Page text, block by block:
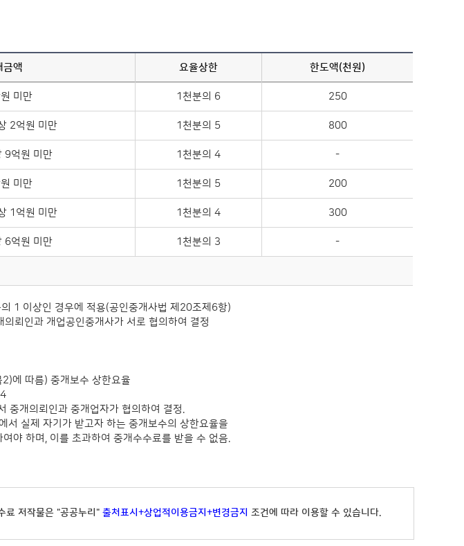
금액 요율상한 한도액(천원)
미만 1천분의 6 250
2억원 미만 1천분의 5 800
9억원 미만 1천분의 4 -
미만 1천분의 5 200
1억원 미만 1천분의 4 300
6억원 미만 1천분의 3 -
1 이상인 경우에 적용(공인중개사법 제20조제6항)
뢰인과 개업공인중개사가 서로 협의하여 결정
2)에 따름) 중개보수 상한요율
중개의뢰인과 중개업자가 협의하여 결정.
서 실제 자기가 받고자 하는 중개보수의 상한요율을
야 하며, 이를 초과하여 중개수수료를 받을 수 없음.
료 저작물은 "공공누리" 출처표시+상업적이용금지+변경금지 조건에 따라 이용할 수 있습니다.